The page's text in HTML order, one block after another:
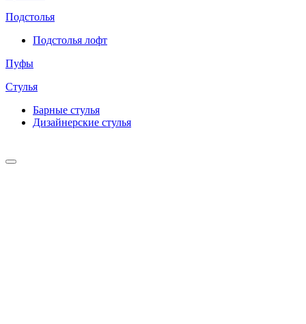
Подстолья
Подстолья лофт
Пуфы
Стулья
Барные cтулья
Дизайнерские cтулья